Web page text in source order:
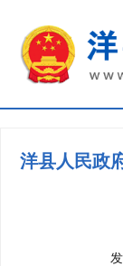
洋县人民政